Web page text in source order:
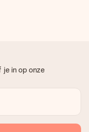
in op onze